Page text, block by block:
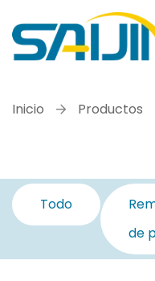
Inicio Productos
Todo
de